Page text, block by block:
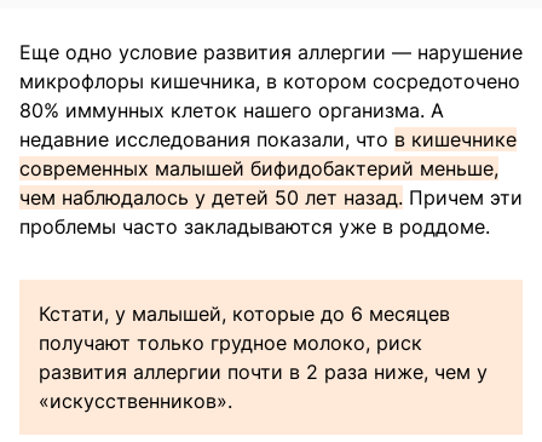
Еще одно условие развития аллергии — нарушение
микрофлоры кишечника, в котором сосредоточено
80% иммунных клеток нашего организма. А
недавние исследования показали, что в кишечнике
современных малышей бифидобактерий меньше,
чем наблюдалось у детей 50 лет назад. Причем эти
проблемы часто закладываются уже в роддоме.
Кстати, у малышей, которые до 6 месяцев
получают только грудное молоко, риск
развития аллергии почти в 2 раза ниже, чем у
«искусственников».